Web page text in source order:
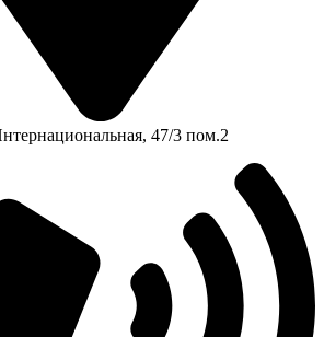
47/3 пом.2